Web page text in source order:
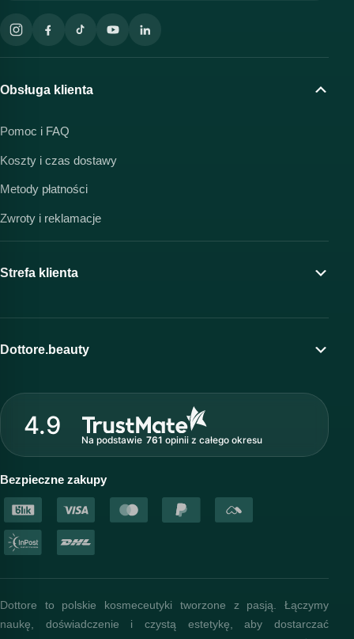
Obsługa klienta
Pomoc i FAQ
Koszty i czas dostawy
Metody płatności
Zwroty i reklamacje
Strefa klienta
Moje konto
Program lojalnościowy
Strefa profesjonalisty
Dottore.beauty
O marce Dottore
Nasz zespół
Akademia i szkolenia
Baza wiedzy
4.9
Na podstawie 761 opiniiz całego okresu
Bezpieczne zakupy
Dottore to polskie kosmeceutyki tworzone z pasją. Łączymy
naukę, doświadczenie i czystą estetykę, aby dostarczać